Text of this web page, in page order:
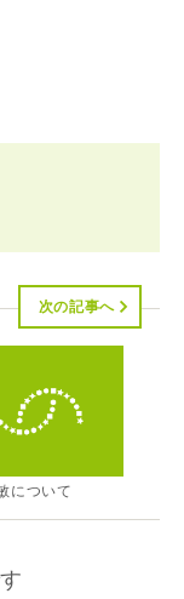
次の記事へ
について